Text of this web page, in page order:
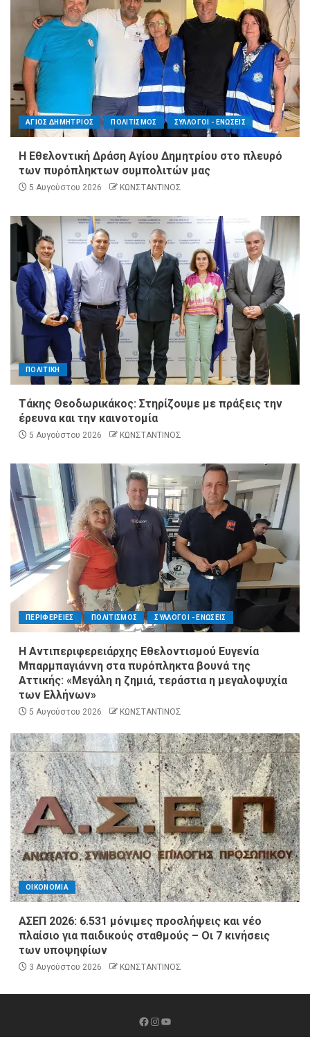
ΑΓΙΟΣ ΔΗΜΗΤΡΙΟΣ ΠΟΛΙΤΙΣΜΟΣ ΣΥΛΛΟΓΟΙ - ΕΝΩΣΕΙΣ
Η Εθελοντική Δράση Αγίου Δημητρίου στο πλευρό
των πυρόπληκτων συμπολιτών μας
5 Αυγούστου 2026 ΚΩΝΣΤΑΝΤΙΝΟΣ
ΠΟΛΙΤΙΚΗ
Τάκης Θεοδωρικάκος: Στηρίζουμε με πράξεις την
έρευνα και την καινοτομία
5 Αυγούστου 2026 ΚΩΝΣΤΑΝΤΙΝΟΣ
ΠΕΡΙΦΕΡΕΙΕΣ ΠΟΛΙΤΙΣΜΟΣ ΣΥΛΛΟΓΟΙ - ΕΝΩΣΕΙΣ
Η Αντιπεριφερειάρχης Εθελοντισμού Ευγενία
Μπαρμπαγιάννη στα πυρόπληκτα βουνά της
Αττικής: «Μεγάλη η ζημιά, τεράστια η μεγαλοψυχία
των Ελλήνων»
5 Αυγούστου 2026 ΚΩΝΣΤΑΝΤΙΝΟΣ
ΟΙΚΟΝΟΜΙΑ
ΑΣΕΠ 2026: 6.531 μόνιμες προσλήψεις και νέο
πλαίσιο για παιδικούς σταθμούς – Οι 7 κινήσεις
των υποψηφίων
3 Αυγούστου 2026 ΚΩΝΣΤΑΝΤΙΝΟΣ